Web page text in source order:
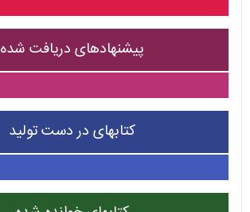
پیشنهادهای دریافت شده
کتابهای در دست تولید